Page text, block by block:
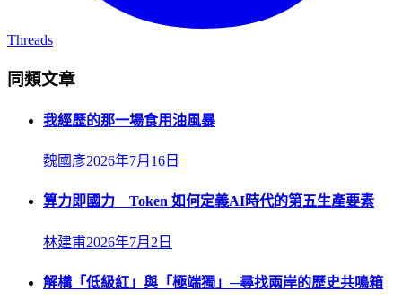
Threads
同類文章
我經歷的那一場食用油風暴
魏國彥2026年7月16日
算力即國力 Token 如何定義AI時代的第五生產要素
林建甫2026年7月2日
解構「低級紅」與「極端獨」─尋找兩岸的歷史共鳴箱